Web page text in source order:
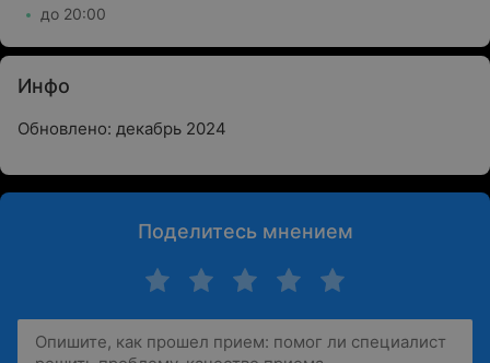
до 20:00
Инфо
Обновлено: декабрь 2024
Поделитесь мнением